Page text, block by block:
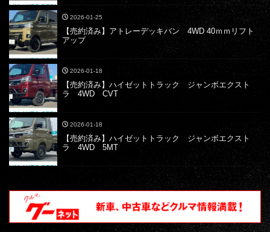
2026-01-25
【売約済み】アトレーデッキバン 4WD 40ｍｍリフト
アップ
2026-01-18
【売約済み】ハイゼットトラック ジャンボエクスト
ラ 4WD CVT
2026-01-18
【売約済み】ハイゼットトラック ジャンボエクスト
ラ 4WD 5MT